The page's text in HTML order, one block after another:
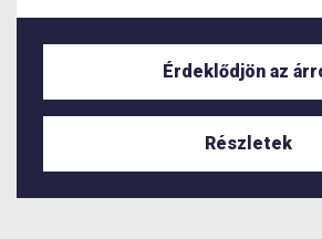
Érdeklődjön az
Részletek